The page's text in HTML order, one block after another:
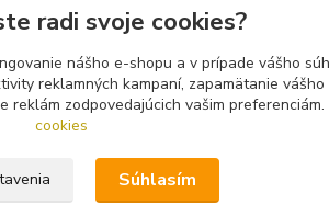
radi svoje cookies?
nášho e-shopu a v prípade vášho
reklamných kampaní, zapamätanie
reklám zodpovedajúcich vašim preferenciám.
cookies
Súhlasím